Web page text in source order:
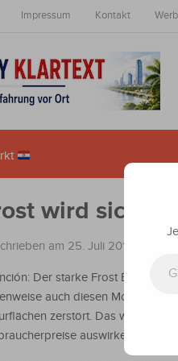
Impressum Kontakt
wird sich
am 25. Juli 2019
Der starke Frost Ende
auch diesen Monat hat
zerstört. Das wird sich
auswirken.